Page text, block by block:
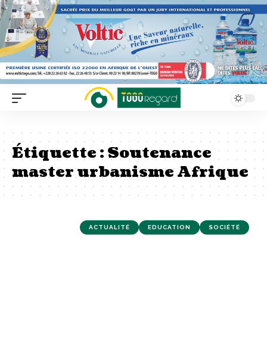
Étiquette :Soutenance
master urbanisme Afrique
ACTUALITÉ EDUCATION SOCIÉTÉ